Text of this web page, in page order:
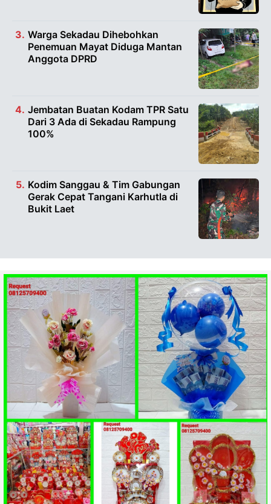
Warga Sekadau Dihebohkan
Penemuan Mayat Diduga Mantan
Anggota DPRD
Jembatan Buatan Kodam TPR Satu
Dari 3 Ada di Sekadau Rampung
100%
Kodim Sanggau & Tim Gabungan
Gerak Cepat Tangani Karhutla di
Bukit Laet